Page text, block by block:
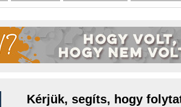
Kérjük, segíts, hogy